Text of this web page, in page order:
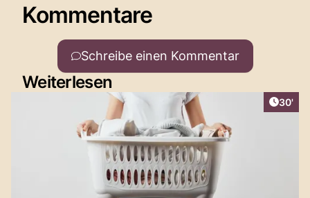
Kommentare
Schreibe einen Kommentar
Weiterlesen
30'